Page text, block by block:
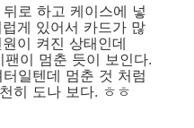
로 하고 케이스에 넣
게 있어서 카드가 많
이 켜진 상태인데
이 멈춘 듯이 보인다.
일텐데 멈춘 것 처럼
히 도나 보다. ㅎㅎ